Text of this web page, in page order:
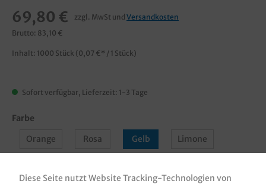
69,80 € zzgl. MwSt und Versandkosten
Brutto: 83,10 €
Inhalt: 1000 Stück (0,07 €* / 1 Stück)
Sofort verfügbar, Lieferzeit: 1-3 Tage
Farbe
Orange
Rosa Gelb Limone
Diese Seite nutzt Website Tracking-Technologien von